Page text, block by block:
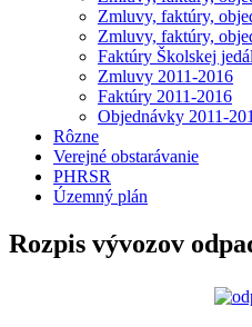
Zmluvy, faktúry,
Zmluvy, faktúry,
Faktúry Školskej
Zmluvy 2011-2016
Faktúry 2011-2016
Objednávky 2011-
Rôzne
Verejné obstarávanie
PHRSR
Územný plán
Rozpis vývozov